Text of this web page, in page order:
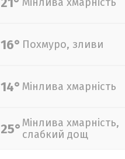
16° Похмуро, зливи
14° Мінлива хмарність
25°Мінлива хмарність,
слабкий дощ